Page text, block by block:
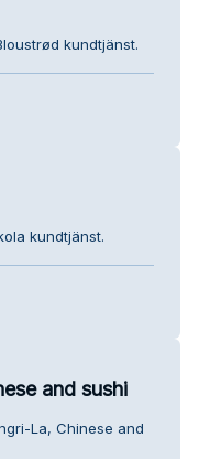
kundtjänst.
kundtjänst.
and sushi
La, Chinese and